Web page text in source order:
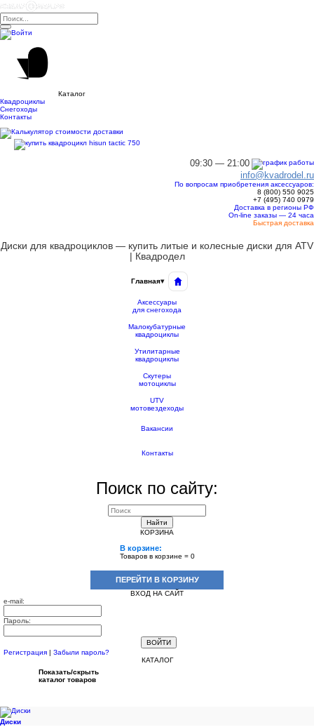
Каталог
Квадроциклы
Снегоходы
Контакты
09:30 — 21:00
info@kvadrodel.ru
По вопросам приобретения аксессуаров:
8 (800) 550 9025
+7 (495) 740 0979
Доставка в регионы РФ
On-line заказы — 24 часа
Быстрая доставка
Диски для квадроциклов — купить литые и колесные диски для ATV
| Квадродел
Главная▾
Аксессуары
для снегохода
Малокубатурные
квадроциклы
Утилитарные
квадроциклы
Скутеры
мотоциклы
UTV
мотовездеходы
Вакансии
Контакты
Поиск по сайту:
Найти
КОРЗИНА
В корзине:
Товаров в корзине = 0
ПЕРЕЙТИ В КОРЗИНУ
ВХОД НА САЙТ
e-mail:
Пароль:
Регистрация
Забыли пароль?
КАТАЛОГ
Показать/скрыть
каталог товаров
Диски